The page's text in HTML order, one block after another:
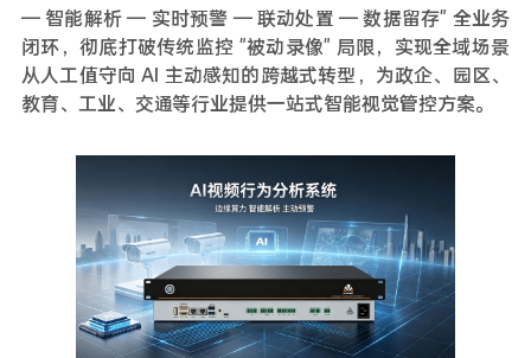
— 智能解析 — 实时预警 — 联动处置 — 数据留存" 全业务
闭环，彻底打破传统监控 "被动录像" 局限，实现全域场景
从人工值守向 AI 主动感知的跨越式转型，为政企、园区、
教育、工业、交通等行业提供一站式智能视觉管控方案。